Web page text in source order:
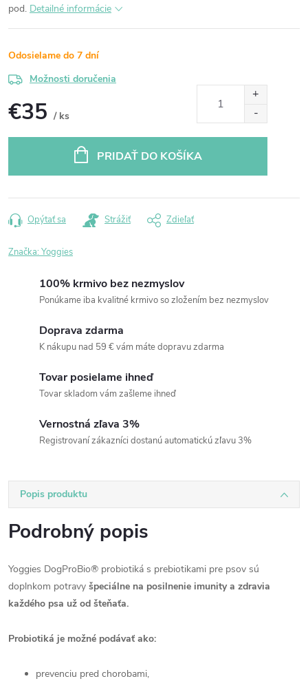
pod. Detailné informácie
Odosielame do 7 dní
Možnosti doručenia
€35 / ks
PRIDAŤ DO KOŠÍKA
Opýtať sa Strážiť Zdieľať
Značka: Yoggies
100% krmivo bez nezmyslov
Ponúkame iba kvalitné krmivo so zložením bez nezmyslov
Doprava zdarma
K nákupu nad 59 € vám máte dopravu zdarma
Tovar posielame ihneď
Tovar skladom vám zašleme ihneď
Vernostná zľava 3%
Registrovaní zákazníci dostanú automatickú zľavu 3%
Popis produktu
Podrobný popis
Yoggies DogProBio® probiotiká s prebiotikami pre psov sú
doplnkom potravy špeciálne na posilnenie imunity a zdravia
každého psa už od šteňaťa.
Probiotiká je možné podávať ako:
prevenciu pred chorobami,